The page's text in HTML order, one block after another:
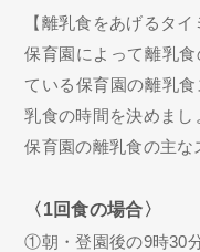
【離乳食をあげるタイ
保育園によって離乳
ている保育園の離乳
乳食の時間を決めまし
保育園の離乳食の主な
〈1回食の場合〉
①朝・登園後の9時30